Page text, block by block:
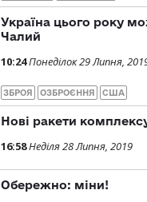
Україна цього року
Чалий
10:24Понеділок 29 Липня,
ЗБРОЯ ОЗБРОЄННЯ США
Нові ракети
16:58Неділя 28 Липня, 2019
Обережно: міни!